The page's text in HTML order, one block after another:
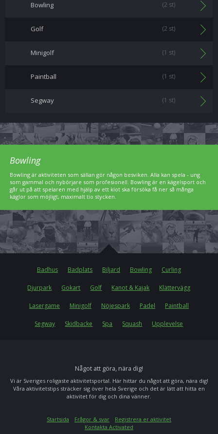
Bowling (2 st)
Golf (2 st)
Minigolf (1 st)
Paintball (1 st)
Segway (1 st)
Bowling
Bowling är aktiviteten som sällan gör någon besviken. Alla kan spela - ung
som gammal och nybörjare som profesionell. Bowling är en kägelsport och
går ut på att spelaren med hjälp av ett klot ska försöka få ner så många
käglor som möjligt, maximalt tio stycken.
Badhus Badplats Biljard Bowling Curling
Djurpark Gokart Golf Kanot & Kajak Klättervägg
Lasergame Minigolf Nöjespark Padel Paintball
Segway Skidbacke Spa Squash Upplevelse
Något att göra, nära dig!
Vi är Sveriges roligaste aktivitetsportal. Här hittar du något att göra, nära dig!
Våra aktivitetstips sträcker sig över hela Sverige och det är lätt att hitta en
aktivitet för dig och dina vänner.
Startsida Frågor & svar
Registrera er aktivitet
Kontakta Activated